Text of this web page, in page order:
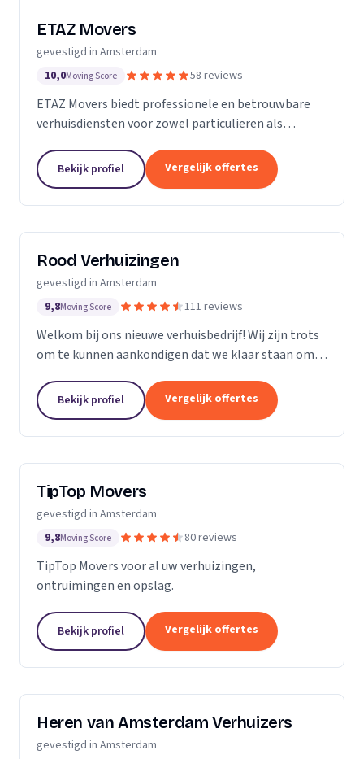
ETAZ Movers
gevestigd in Amsterdam
10,0Moving Score 58 reviews
ETAZ Movers biedt professionele en betrouwbare
verhuisdiensten voor zowel particulieren als
persoonlijke aanpak, zodat elke verhuizing efficiënt
en zonder stress verloopt. Ons team werkt
zorgvuldig en met oog voor detail, zodat uw
transport tot volledige inpakservice.
Klanttevredenheid, transparantie en kwaliteit
staan bij ons voorop. Of het nu gaat om een lokale
denkt met u mee en neemt al het werk uit handen.
ETAZ Movers – uw partner voor een zorgeloze
verhuizing.
Bekijk profiel Vergelijk offertes
Rood Verhuizingen
gevestigd in Amsterdam
9,8Moving Score 111 reviews
Welkom bij ons nieuwe verhuisbedrijf! Wij zijn trots
om te kunnen aankondigen dat we klaar staan om u
particuliere als zakelijke klanten. Met eigen...
Bekijk profiel Vergelijk offertes
TipTop Movers
gevestigd in Amsterdam
9,8Moving Score 80 reviews
TipTop Movers voor al uw verhuizingen,
ontruimingen en opslag.
Bekijk profiel Vergelijk offertes
Heren van Amsterdam Verhuizers
gevestigd in Amsterdam